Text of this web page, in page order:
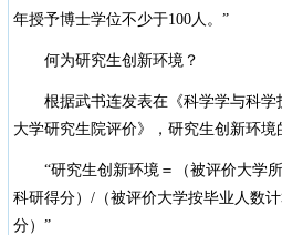
年授予博士学位不少于100人。”
何为研究生创新环境？
根据武书连发表在《科学学与科学
大学研究生院评价》，研究生创新环境
“研究生创新环境＝（被评价大学
科研得分）/（被评价大学按毕业人数
分）”